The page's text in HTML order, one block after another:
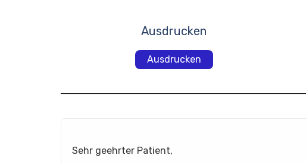
Ausdrucken
Ausdrucken
Sehr geehrter Patient,